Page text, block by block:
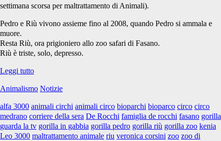
tv</span>
settimana scorsa per maltrattamento di Animali).
Pedro e Riù vivono assieme fino al 2008, quando Pedro si ammala e
muore.
Resta Riù, ora prigioniero allo zoo safari di Fasano.
Riù è triste, solo, depresso.
Leggi tuttoIl
ergastolano
guarda
la
tv
Animalismo Notizie
alfa 3000 animali circhi animali circo bioparchi bioparco circo circo
medrano corriere della sera De Rocchi famiglia de rocchi fasano gorilla
guarda la tv gorilla in gabbia gorilla pedro gorilla riù gorilla zoo kenia
Leo 3000 maltrattamento animale riu veronica corsini zoo zoo di